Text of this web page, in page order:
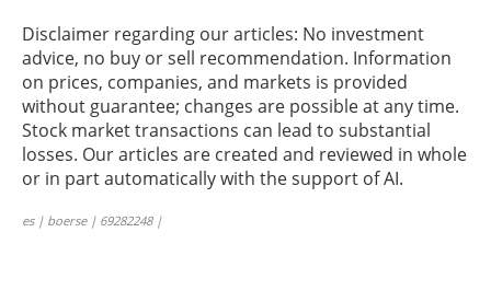
Disclaimer regarding our articles: No investment
advice, no buy or sell recommendation. Information
on prices, companies, and markets is provided
without guarantee; changes are possible at any time.
Stock market transactions can lead to substantial
losses. Our articles are created and reviewed in whole
or in part automatically with the support of AI.
es | boerse | 69282248 |